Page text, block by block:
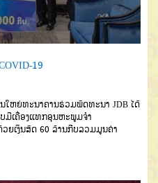
19
ໃຫຍ່ທະນາຄານຮ່ວມພັດທະນາ JDB ໄດ້
ມີເຄື່ອງແທກອຸນຫະພູມຈໍາ
ຍເງິນສົດ 60 ລ້ານກີບລວມມູນຄ່າ